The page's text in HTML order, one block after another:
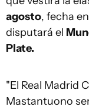
agosto, fecha
disputará el
Plate.
"El Real Madrid
Mastantuono